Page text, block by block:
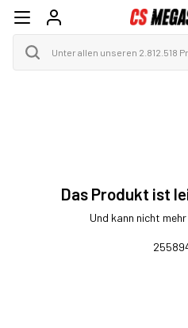
Das Produkt ist
Und kann nicht